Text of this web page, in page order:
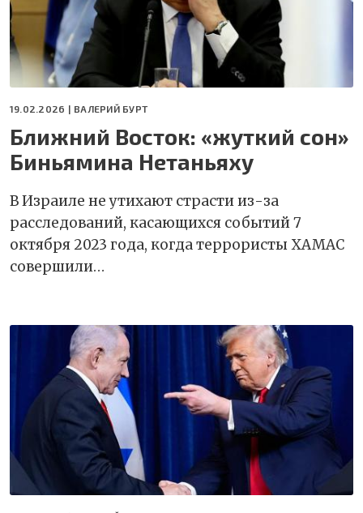
19.02.2026 | ВАЛЕРИЙ БУРТ
Ближний Восток: «жуткий сон»
Биньямина Нетаньяху
В Израиле не утихают страсти из-за
расследований, касающихся событий 7
октября 2023 года, когда террористы ХАМАС
совершили…